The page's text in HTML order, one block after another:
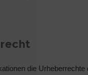
die